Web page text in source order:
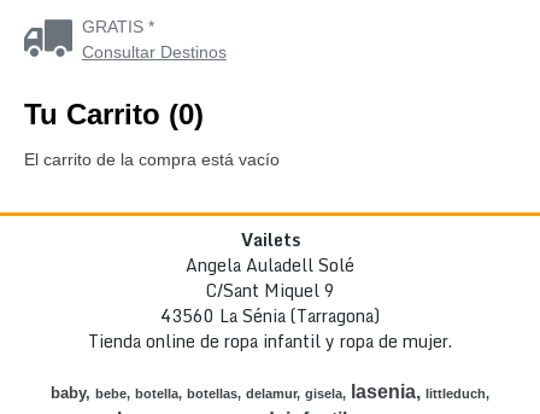
GRATIS *
Consultar Destinos
Tu Carrito (0)
El carrito de la compra está vacío
Vailets
Angela Auladell Solé
C/Sant Miquel 9
43560 La Sénia (Tarragona)
Tienda online de ropa infantil y ropa de mujer.
baby bebe botella botellas delamur gisela lasenia littleduch